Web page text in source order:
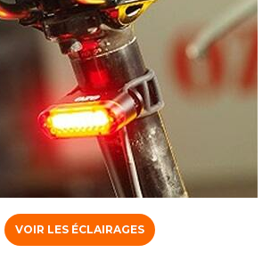
VOIR LES ÉCLAIRAGES